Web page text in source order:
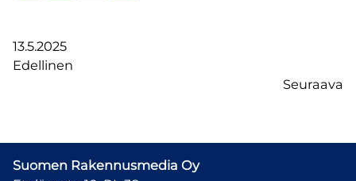
13.5.2025
Edellinen
Seuraava
Suomen Rakennusmedia Oy